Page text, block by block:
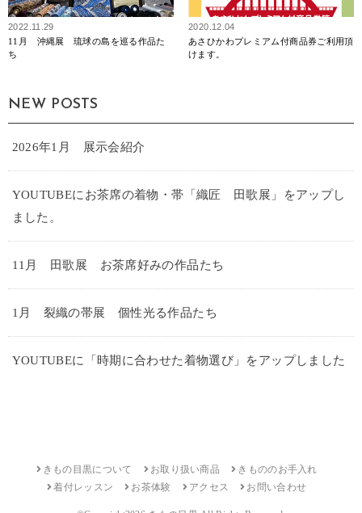
2022.11.29
11月 沖縄展 琉球の島を巡る作品た
ち
2020.12.04
あさひかわプレミアム付商品券ご利用頂
けます。
NEW POSTS
2026年1月 展示会紹介
YOUTUBEにお茶席の着物・帯「織匠 田歌展」をアップし
ました。
11月 田歌展 お茶席好みの作品たち
1月 裂織の帯展 個性光る作品たち
YOUTUBEに「時期に合わせた着物選び」をアップしました
きもの目黒について お取り扱い商品
きもののお手入れ
着付レッスン
お茶体験 アクセス お問い合わせ